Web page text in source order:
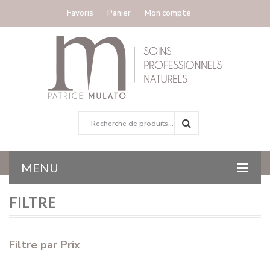
Favoris Panier Mon compte
MENU
ACCUEIL
GAMMES TRAITANTES
FILTRE
Filtre par Prix